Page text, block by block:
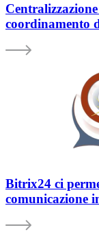
coordinamento
Bitrix24 ci
comunicazione